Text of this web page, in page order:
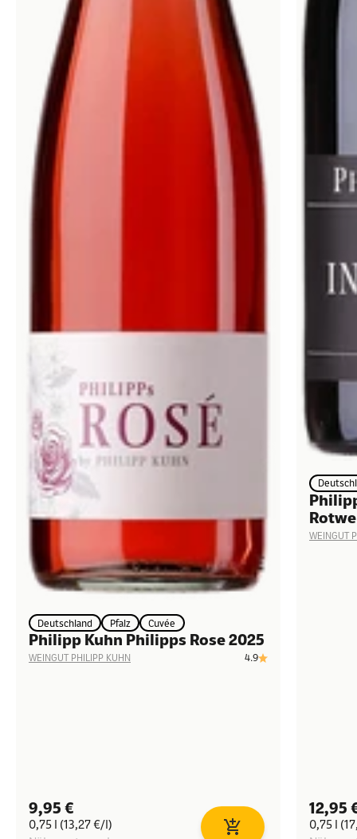
Deutschland Pfalz Cuvée
Philipp Kuhn Philipps Rose 2025
WEINGUT PHILIPP KUHN 4.9
Angebot
9,95 €
0,75 l (13,27 €/l)
In den Warenkorb
WEINGUT
12,95
0,75 l